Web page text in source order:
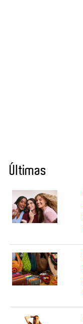
Últimas